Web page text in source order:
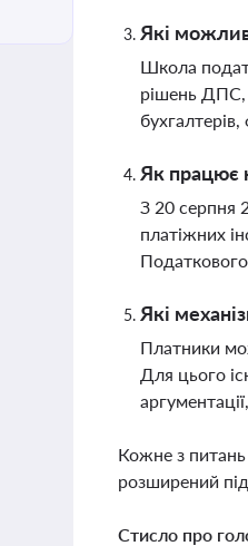
Які
Школа
рішень ДПС,
Як працює
З 20 серпня
платіжних
Які
Платники
Для цього
Кожне з
розширений
Стисло про